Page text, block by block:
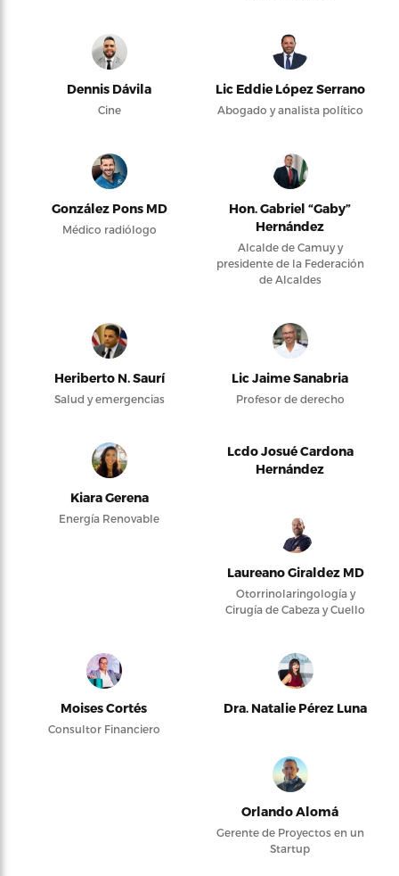
Dennis Dávila
Cine
Lic Eddie López Serrano
Abogado y analista político
González Pons MD
Médico radiólogo
Hon. Gabriel “Gaby”
Hernández
Alcalde de Camuy y
presidente de la Federación
de Alcaldes
Heriberto N. Saurí
Salud y emergencias
Lic Jaime Sanabria
Profesor de derecho
Kiara Gerena
Energía Renovable
Lcdo Josué Cardona
Hernández
Laureano Giraldez MD
Otorrinolaringología y
Cirugía de Cabeza y Cuello
Moises Cortés
Consultor Financiero
Dra. Natalie Pérez Luna
Orlando Alomá
Gerente de Proyectos en un
Startup